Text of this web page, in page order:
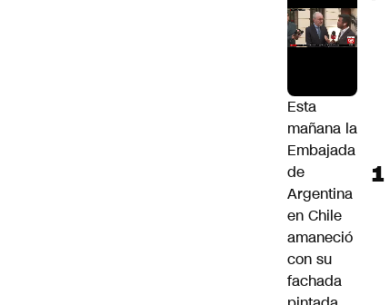
Esta
mañana la
Embajada
de
Argentina
en Chile
amaneció
con su
fachada